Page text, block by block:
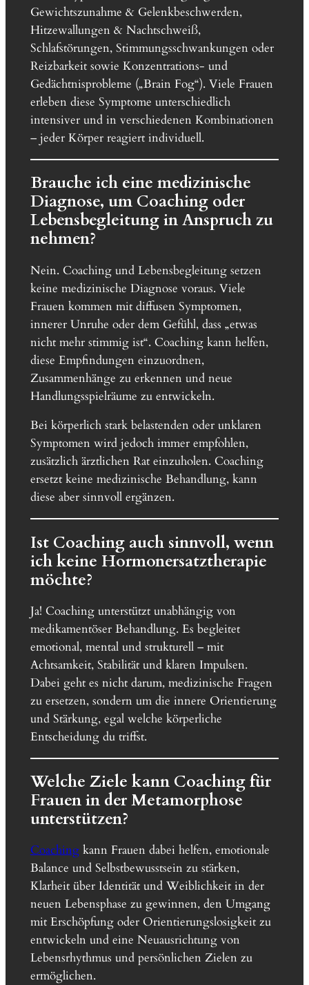
Gewichtszunahme & Gelenkbeschwerden,
Hitzewallungen & Nachtschweiß,
Schlafstörungen, Stimmungsschwankungen oder
Reizbarkeit sowie Konzentrations- und
Gedächtnisprobleme („Brain Fog“). Viele Frauen
erleben diese Symptome unterschiedlich
intensiver und in verschiedenen Kombinationen
– jeder Körper reagiert individuell.
Brauche ich eine medizinische
Diagnose, um Coaching oder
Lebensbegleitung in Anspruch zu
nehmen?
Nein. Coaching und Lebensbegleitung setzen
keine medizinische Diagnose voraus. Viele
Frauen kommen mit diffusen Symptomen,
innerer Unruhe oder dem Gefühl, dass „etwas
nicht mehr stimmig ist“. Coaching kann helfen,
diese Empfindungen einzuordnen,
Zusammenhänge zu erkennen und neue
Handlungsspielräume zu entwickeln.
Bei körperlich stark belastenden oder unklaren
Symptomen wird jedoch immer empfohlen,
zusätzlich ärztlichen Rat einzuholen. Coaching
ersetzt keine medizinische Behandlung, kann
diese aber sinnvoll ergänzen.
Ist Coaching auch sinnvoll, wenn
ich keine Hormonersatztherapie
möchte?
Ja! Coaching unterstützt unabhängig von
medikamentöser Behandlung. Es begleitet
emotional, mental und strukturell – mit
Achtsamkeit, Stabilität und klaren Impulsen.
Dabei geht es nicht darum, medizinische Fragen
zu ersetzen, sondern um die innere Orientierung
und Stärkung, egal welche körperliche
Entscheidung du triffst.
Welche Ziele kann Coaching für
Frauen in der Metamorphose
unterstützen?
Coachingkann Frauen dabei helfen, emotionale
Balance und Selbstbewusstsein zu stärken,
Klarheit über Identität und Weiblichkeit in der
neuen Lebensphase zu gewinnen, den Umgang
mit Erschöpfung oder Orientierungslosigkeit zu
entwickeln und eine Neuausrichtung von
Lebensrhythmus und persönlichen Zielen zu
ermöglichen.